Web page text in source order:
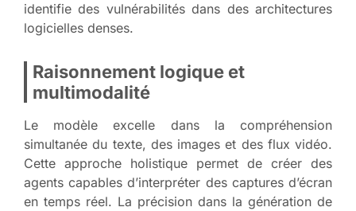
identifie des vulnérabilités dans des architectures
logicielles denses.
Raisonnement logique et
multimodalité
Le modèle excelle dans la compréhension
simultanée du texte, des images et des flux vidéo.
Cette approche holistique permet de créer des
agents capables d’interpréter des captures d’écran
en temps réel. La précision dans la génération de